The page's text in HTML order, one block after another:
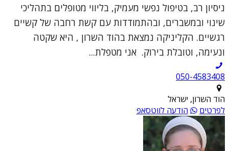
ניסיון רב, בטיפול נפשי מעמיק, בליווי מטופלים בתהליכי
שינוי ובמשברים, ובהתמודדות עם קשת רחבה של קשיים
רגשיים. הקליניקה נמצאת בהוד השרון , היא שקטה
ונעימה, וטובלת בירוק. אני מטפלת...
050-4583408
הוד השרון, ישראל
לפרטים
הודעה לווטסאפ